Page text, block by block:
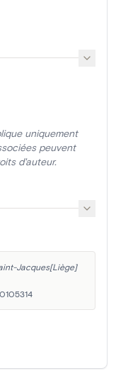
uniquement
peuvent
d'auteur.
Jacques[Liège]